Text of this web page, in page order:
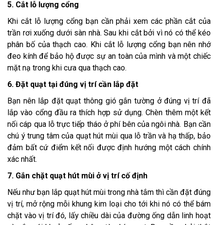
5. Cắt lỗ lượng cổng
Khi cắt lỗ lượng cổng bạn cần phải xem các phần cắt của
trần rơi xuống dưới sàn nhà. Sau khi cắt bởi vì nó có thể kéo
phân bố của thạch cao. Khi cắt lỗ lượng cổng bạn nên nhớ
đeo kính để bảo hộ được sự an toàn của mình và một chiếc
mặt nạ trong khi cưa qua thạch cao.
6. Đặt quạt tại đúng vị trí cần lắp đặt
Bạn nên lắp đặt quạt thông gió gắn tường ở đúng vị trí đã
lắp vào cổng đầu ra thích hợp sử dụng. Chèn thêm một kết
nối cáp qua lỗ trực tiếp tháo ở phí bên của ngôi nhà. Bạn cần
chú ý trung tâm của quạt hút mùi qua lỗ trần và hạ thấp, bảo
đảm bất cứ điểm kết nối được định hướng một cách chính
xác nhất.
7. Gắn chặt quạt hút mùi ở vị trí cố định
Nếu như bạn lắp quạt hút mùi trong nhà tắm thì cần đặt đúng
vị trí, mở rộng mỗi khung kim loại cho tới khi nó có thể bám
chặt vào vị trí đó, lấy chiều dài của đường ống dẫn linh hoạt